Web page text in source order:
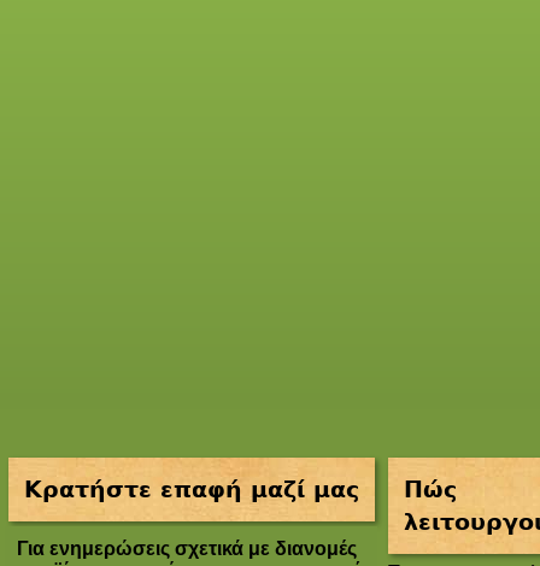
Κρατήστε επαφή μαζί μας
Για ενημερώσεις σχετικά με διανομές
Πώς